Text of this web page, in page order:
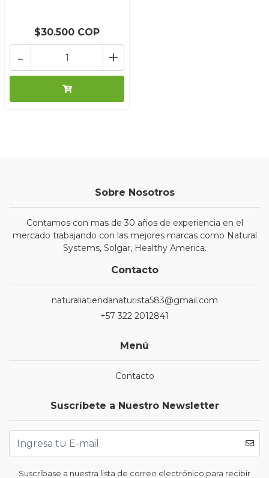
$30.500 COP
+
-
Sobre Nosotros
Contamos con mas de 30 años de experiencia en el
mercado trabajando con las mejores marcas como Natural
Systems, Solgar, Healthy America.
Contacto
naturaliatiendanaturista583@gmail.com
+57 322 2012841
Menú
Contacto
Suscríbete a Nuestro Newsletter
Suscríbase a nuestra lista de correo electrónico para recibir